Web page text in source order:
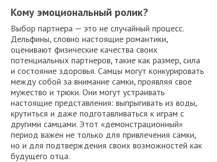
Кому эмоциональный ролик?
Выбор партнера — это не случайный процесс.
Дельфины, словно настоящие романтики,
оценивают физические качества своих
потенциальных партнеров, такие как размер, сила
и состояние здоровья. Самцы могут конкурировать
между собой за внимание самки, проявляя свое
мужество и трюки. Они могут устраивать
настоящие представления: выпрыгивать из воды,
крутиться и даже подготавливаться к играм с
другими самцами. Этот «демонстрационный»
период важен не только для привлечения самки,
но и для подтверждения своих возможностей как
будущего отца.